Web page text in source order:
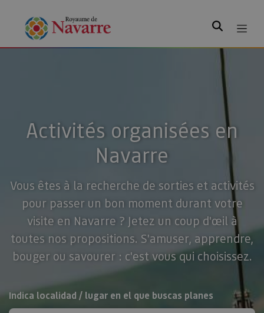
Rechercher
Activités organisées en
Navarre
Vous êtes à la recherche de sorties et activités
pour passer un bon moment durant votre
visite en Navarre ? Jetez un coup d'œil à
toutes nos propositions. S'amuser, apprendre,
bouger ou savourer : c'est vous qui choisissez.
Rechercher
Indica localidad / lugar en el que buscas planes